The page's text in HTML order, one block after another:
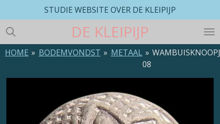
direct
naar
de
hoofdinhoud
DE KLEIPIJP
STUDIE WEBSITE OVER DE KLEIPIJP
HOME » BODEMVONDST » METAAL »
08